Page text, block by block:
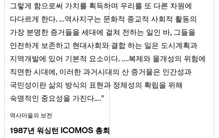
그렇게 함으로써 가치를 획득하며 우리를 또 다른 차원에
다다르게 한다. …역사지구는 문화적 종교적 사회적 활동의
가장 분명한 증거들을 세대에 걸쳐 전하는 일인 바, 그들을
안전하게 보존하고 현대사회와 결합 하는 일은 도시계획과
지역개발에 있어 기본적 요소이다. ….복제와 몰개성의 위험에
직면한 시대에, 이러한 과거시대의 산 증거물은 인간성과
국민성이란 삶의 방식의 표현과 정체성의 확립을 위해
숙명적인 중요성을 가진다.…”
역사마을의 보전
1987년 워싱턴 ICOMOS 총회